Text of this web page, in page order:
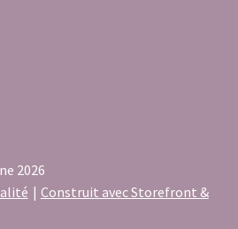
2026
Construit avec Storefront &